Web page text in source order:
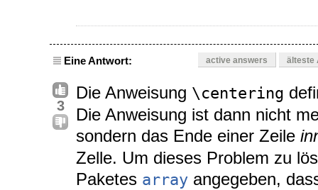
Eine Antwort: active answers älteste
3
Die Anweisung \centering
Die Anweisung ist dann nicht
sondern das Ende einer Zeile
Zelle. Um dieses Problem zu
Paketes array angegeben,